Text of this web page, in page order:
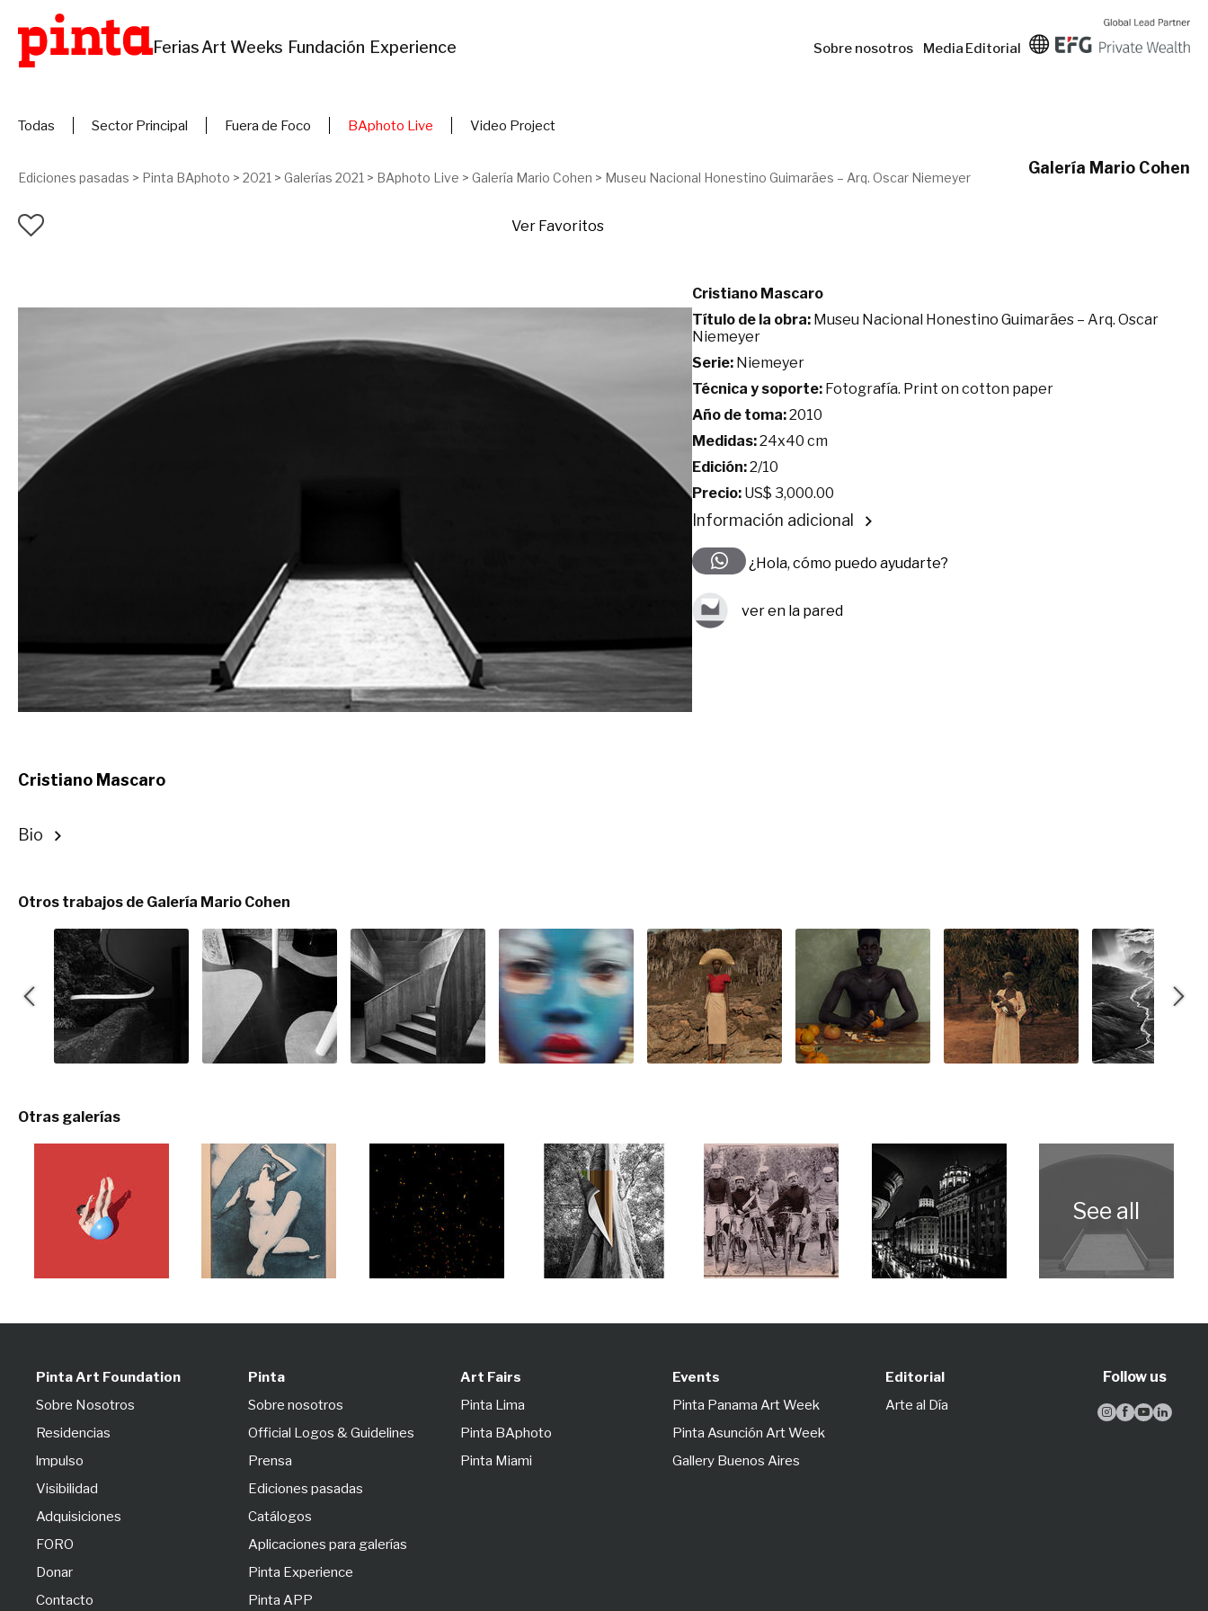
FeriasArt Weeks Fundación Experience Sobre nosotros Media Editorial
Todas Sector Principal Fuera de Foco BAphoto Live Video Project
Ediciones pasadas > Pinta BAphoto > 2021 > Galerías 2021 > BAphoto Live > Galería Mario Cohen > Museu Nacional Honestino Guimarães – Arq. Oscar Niemeyer
Galería Mario Cohen
Ver Favoritos
Cristiano Mascaro
Bio
Cristiano Mascaro
Título de la obra: Museu Nacional Honestino Guimarães – Arq. Oscar
Niemeyer
Serie: Niemeyer
Técnica y soporte: Fotografía. Print on cotton paper
Año de toma:2010
Medidas:24x40 cm
Edición:2/10
Precio: US$ 3,000.00
Información adicional
¿Hola, cómo puedo ayudarte?
ver en la pared
Otros trabajos de Galería Mario Cohen
Otras galerías
Pinta Art Foundation
Sobre Nosotros
Residencias
lmpulso
Visibilidad
Adquisiciones
FORO
Donar
Contacto
Pinta
Sobre nosotros
Official Logos & Guidelines
Prensa
Ediciones pasadas
Catálogos
Aplicaciones para galerías
Pinta Experience
Pinta APP
Art Fairs
Pinta Lima
Pinta BAphoto
Pinta Miami
Events
Pinta Panama Art Week
Pinta Asunción Art Week
Gallery Buenos Aires
Editorial
Arte al Día
Follow us
   